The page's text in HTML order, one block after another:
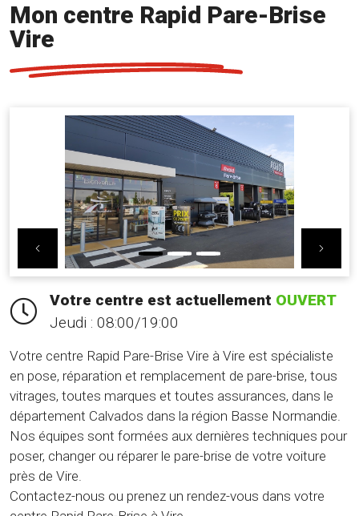
Mon centre Rapid Pare-Brise
Vire
Previous
Votre centre est actuellement OUVERT
Jeudi : 08:00/19:00
Votre centre Rapid Pare-Brise Vire à Vire est spécialiste
en pose, réparation et remplacement de pare-brise, tous
vitrages, toutes marques et toutes assurances, dans le
département Calvados dans la région Basse Normandie.
Nos équipes sont formées aux dernières techniques pour
poser, changer ou réparer le pare-brise de votre voiture
près de Vire.
Contactez-nous ou prenez un rendez-vous dans votre